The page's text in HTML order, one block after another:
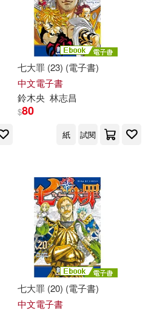
七大罪 (23) (電子書)
中文電子書
鈴木央 林志昌
$80
紙 試閱
七大罪 (20) (電子書)
中文電子書